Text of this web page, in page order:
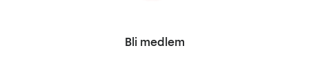
Bli medlem